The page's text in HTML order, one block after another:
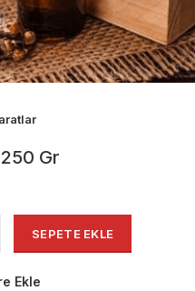
Gr
SEPETE EKLE
Ekle